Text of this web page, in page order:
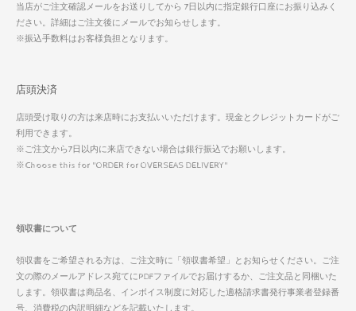
当店がご注文確認メールをお送りしてから 7日以内に指定銀行口座にお振り込みく
ださい。詳細はご注文後にメールでお知らせします。
※振込手数料はお客様負担となります。
店頭決済
店頭受け取りの方は来店時にお支払いいただけます。現金とクレジットカードがご
利用できます。
※ご注文から7日以内に来店できない場合は銀行振込でお願いします。
※Choose this for "ORDER for OVERSEAS DELIVERY"
領収書について
領収書をご希望される方は、ご注文時に「領収書希望」とお知らせください。ご注
文の際のメールアドレス宛てにPDFファイルでお届けするか、ご注文品と同梱いた
します。領収書は商品名、インボイス制度に対応した適格請求書発行事業者登録番
号、消費税の内訳明細などを記載いたします。